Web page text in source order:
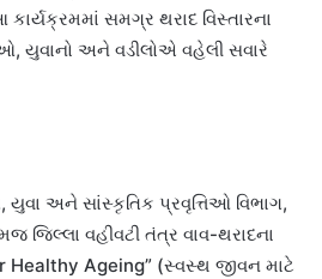
સમગ્ર થરાદ વિસ્તારના
યુવાનો અને વડીલોએ વહેલી સવારે
અને સાંસ્કૃતિક પ્રવૃત્તિઓ વિભાગ,
જિલ્લા વહીવટી તંત્ર વાવ-થરાદના
Ageing” (સ્વસ્થ જીવન માટે